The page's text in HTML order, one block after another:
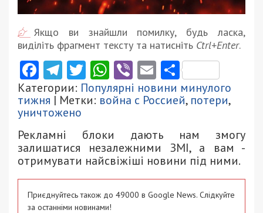
Якщо ви знайшли помилку, будь ласка,
виділіть фрагмент тексту та натисніть Ctrl+Enter.
Facebook
Telegram
Twitter
WhatsApp
ViberEmail
Категории: Популярні новини минулого
тижня | Метки: война с Россией, потери,
уничтожено
Рекламні блоки дають нам змогу
залишатися незалежними ЗМІ, а вам -
отримувати найсвіжіші новини під ними.
Приєднуйтесь також до 49000 в Google News. Слідкуйте
за останніми новинами!